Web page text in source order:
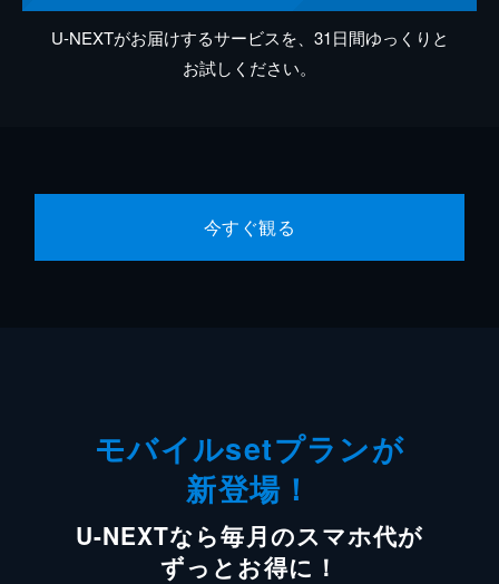
U-NEXTがお届けするサービスを、31日間ゆっくりと
お試しください。
今すぐ観る
モバイルsetプランが
新登場！
U-NEXTなら毎月のスマホ代が
ずっとお得に！